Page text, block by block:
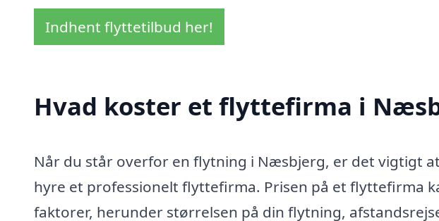
Indhent flyttetilbud her!
Hvad koster et flyttefirma i
Når du står overfor en flytning i Næsbjerg, er det vigtigt
hyre et professionelt flyttefirma. Prisen på et flyttefirma
faktorer, herunder størrelsen på din flytning,